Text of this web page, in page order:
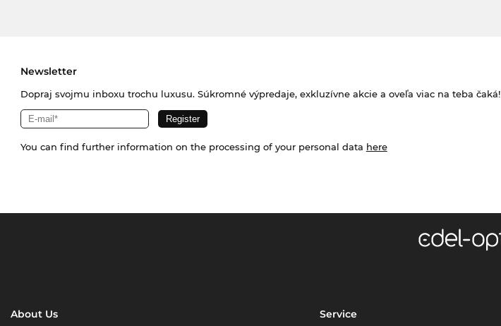
Newsletter
Dopraj svojmu inboxu trochu luxusu. Súkromné výpredaje, exkluzívne akcie a oveľa viac na teba čaká!
You can find further information on the processing of your personal data here
About Us Service